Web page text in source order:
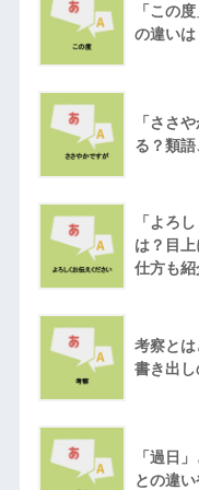
「この
の違い
「ささ
る？類
「よろ
は？目
仕方も紹
考察と
書き出
「過日
との違